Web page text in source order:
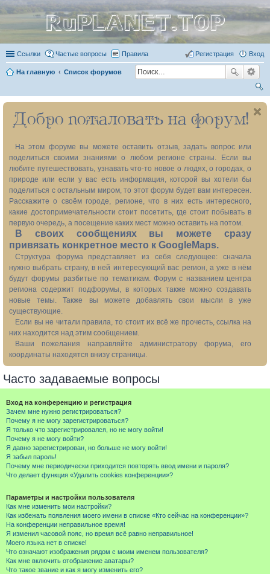
RuPLANET.TOP
Ссылки Частые вопросы Правила Вход
Регистрация
На главную Список форумов
ои
ск
Добро пожаловать на форум!
На этом форуме вы можете оставить отзыв, задать вопрос или
поделиться своими знаниями о любом регионе страны. Если вы
любите путешествовать, узнавать что-то новое о людях, о городах, о
природе или если у вас есть информация, которой вы хотели бы
поделиться с остальным миром, то этот форум будет вам интересен.
Расскажите о своём городе, регионе, что в них есть интересного,
какие достопримечательности стоит посетить, где стоит побывать в
первую очередь, а посещение каких мест можно оставить на потом.
В своих сообщениях вы можете сразу
привязать конкретное место к GoogleMaps.
Структура форума представляет из себя следующее: сначала
нужно выбрать страну, в ней интересующий вас регион, а уже в нём
будут форумы разбитые по тематикам. Форум с названием центра
региона содержит подфорумы, в которых также можно создавать
новые темы. Также вы можете добавлять свои мысли в уже
существующие.
Если вы не читали правила, то стоит их всё же прочесть, ссылка на
них находится над этим сообщением.
Ваши пожелания направляйте администратору форума, его
координаты находятся внизу страницы.
Часто задаваемые вопросы
Вход на конференцию и регистрация
Зачем мне нужно регистрироваться?
Почему я не могу зарегистрироваться?
Я только что зарегистрировался, но не могу войти!
Почему я не могу войти?
Я давно зарегистрирован, но больше не могу войти!
Я забыл пароль!
Почему мне периодически приходится повторять ввод имени и пароля?
Что делает функция «Удалить cookies конференции»?
Параметры и настройки пользователя
Как мне изменить мои настройки?
Как избежать появления моего имени в списке «Кто сейчас на конференции»?
На конференции неправильное время!
Я изменил часовой пояс, но время всё равно неправильное!
Моего языка нет в списке!
Что означают изображения рядом с моим именем пользователя?
Как мне включить отображение аватары?
Что такое звание и как я могу изменить его?